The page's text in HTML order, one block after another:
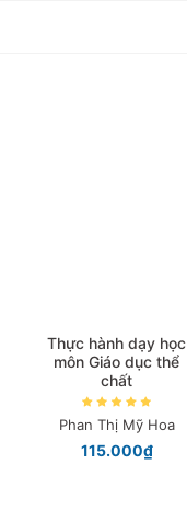
Thực hành dạy học
môn Giáo dục thể
chất
Phan Thị Mỹ Hoa
115.000₫